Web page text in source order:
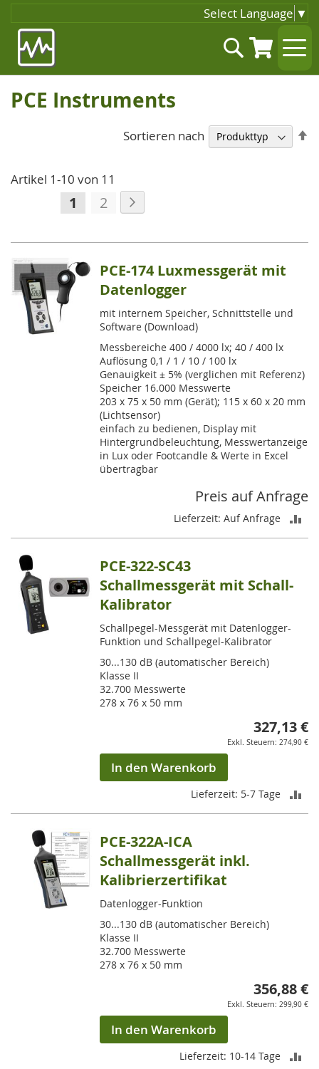
Select Language ▼
Inhalt
springen
Suche
PCE Instruments
Artikel 1-10 von 11
Seite
Sie
gerade
die
Seite
1 Seite
2
Sortieren nach
PCE-174 Luxmessgerät mit
Datenlogger
mit internem Speicher, Schnittstelle und
Software (Download)
Messbereiche 400 / 4000 lx; 40 / 400 lx
Auflösung 0,1 / 1 / 10 / 100 lx
Genauigkeit ± 5% (verglichen mit Referenz)
Speicher 16.000 Messwerte
203 x 75 x 50 mm (Gerät); 115 x 60 x 20 mm
(Lichtsensor)
einfach zu bedienen, Display mit
Hintergrundbeleuchtung, Messwertanzeige
in Lux oder Footcandle & Werte in Excel
übertragbar
Preis auf Anfrage
Lieferzeit: Auf Anfrage
PCE-322-SC43
Schallmessgerät mit Schall-
Kalibrator
Schallpegel-Messgerät mit Datenlogger-
Funktion und Schallpegel-Kalibrator
30...130 dB (automatischer Bereich)
Klasse II
32.700 Messwerte
278 x 76 x 50 mm
327,13 €
274,90 €
In den Warenkorb
Lieferzeit: 5-7 Tage
PCE-322A-ICA
Schallmessgerät inkl.
Kalibrierzertifikat
Datenlogger-Funktion
30...130 dB (automatischer Bereich)
Klasse II
32.700 Messwerte
278 x 76 x 50 mm
356,88 €
299,90 €
In den Warenkorb
Lieferzeit: 10-14 Tage